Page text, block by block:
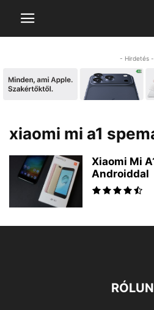
- Hirdetés -
xiaomi mi a1
Xiaomi Mi
Androiddal